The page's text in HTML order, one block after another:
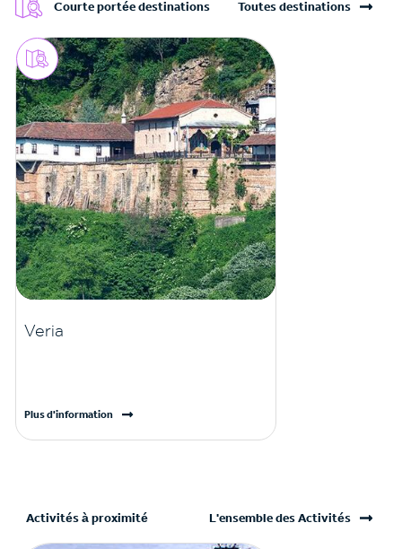
Courte portée destinations Toutes destinations
Veria
Plus d'information
Activités à proximité L'ensemble des Activités